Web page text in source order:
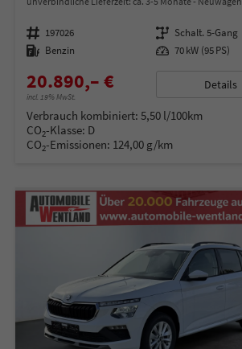
Fahrzeugnummer 197026 Getriebe Schalt. 5-Gang
Kraftstoff Benzin Leistung 70 kW (95 PS)
20.890,– €
incl. 19% MwSt.
Details
Verbrauch kombiniert: 5,50 l/100km
CO2-Klasse: D
CO2-Emissionen: 124,00 g/km